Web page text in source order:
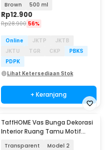
Brown 500 ml
Rp12.900
Rp28.900 56%
Online JKTP
JKTB
JKTU
TGR CKP
PBKS
PDPK
Lihat Ketersediaan Stok
+ Keranjang
TaffHOME Vas Bunga Dekorasi
Interior Ruang Tamu Motif
Transparent Model 2